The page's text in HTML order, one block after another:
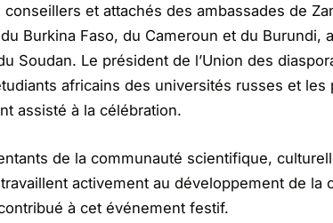
conseillers et attachés des ambassades de
Burkina Faso, du Cameroun et du Burundi,
Soudan. Le président de l’Union des
africains des universités russes et
assisté à la célébration.
de la communauté scientifique,
activement au développement de
à cet événement festif.